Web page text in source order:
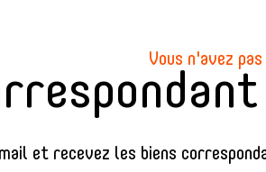
Vous n'avez
et recevez les biens